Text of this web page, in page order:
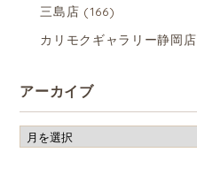
三島店 (166)
カリモクギャラリー静岡店
アーカイブ